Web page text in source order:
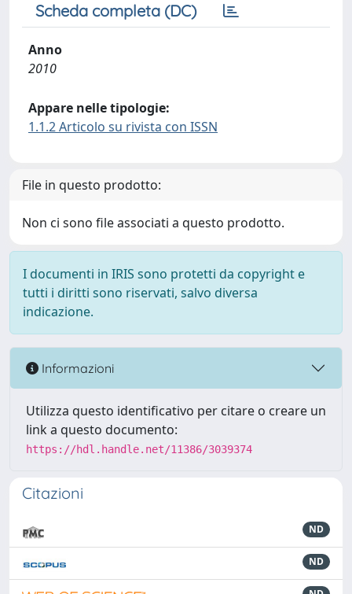
Scheda completa (DC)
Anno
2010
Appare nelle tipologie:
1.1.2 Articolo su rivista con ISSN
File in questo prodotto:
Non ci sono file associati a questo prodotto.
I documenti in IRIS sono protetti da copyright e
tutti i diritti sono riservati, salvo diversa
indicazione.
Informazioni
Utilizza questo identificativo per citare o creare un
link a questo documento:
https://hdl.handle.net/11386/3039374
Citazioni
ND
ND